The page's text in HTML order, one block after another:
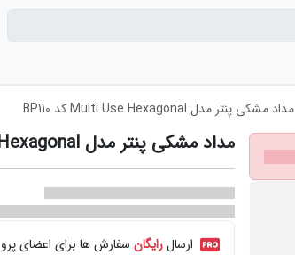
مداد مشکی پنتر مدل Multi Use Hexagonal کد BP110
مداد مشکی پنتر مدل Multi Use Hexagonal کد BP110
ارسالرایگان سفارش ها برای اعضای پرو